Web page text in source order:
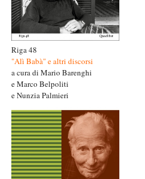
Riga 48
"Alì Babà" e altri discorsi
a cura di Mario Barenghi
e Marco Belpoliti
e Nunzia Palmieri